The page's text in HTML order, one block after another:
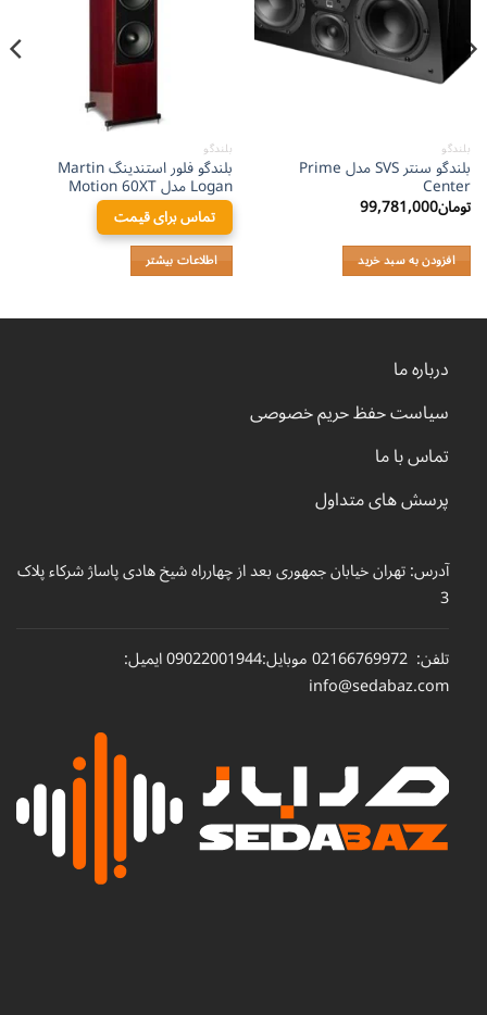
بلندگو
بلندگو سنتر SVS مدل Prime
Center
تومان99,781,000
افزودن به سبد خرید
بلندگو
بلندگو فلور استندینگ Martin
Logan مدل Motion 60XT
تماس برای قیمت
اطلاعات بیشتر
درباره ما
سیاست حفظ حریم خصوصی
تماس با ما
پرسش های متداول
آدرس: تهران خیابان جمهوری بعد از چهارراه شیخ هادی پاساژ شرکاء پلاک
3
تلفن: 02166769972 موبایل:09022001944
ایمیل:
info@sedabaz.com